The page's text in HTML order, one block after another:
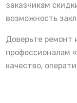
заказчикам
возможность
Доверьте ремонт
профессионалам
качество,